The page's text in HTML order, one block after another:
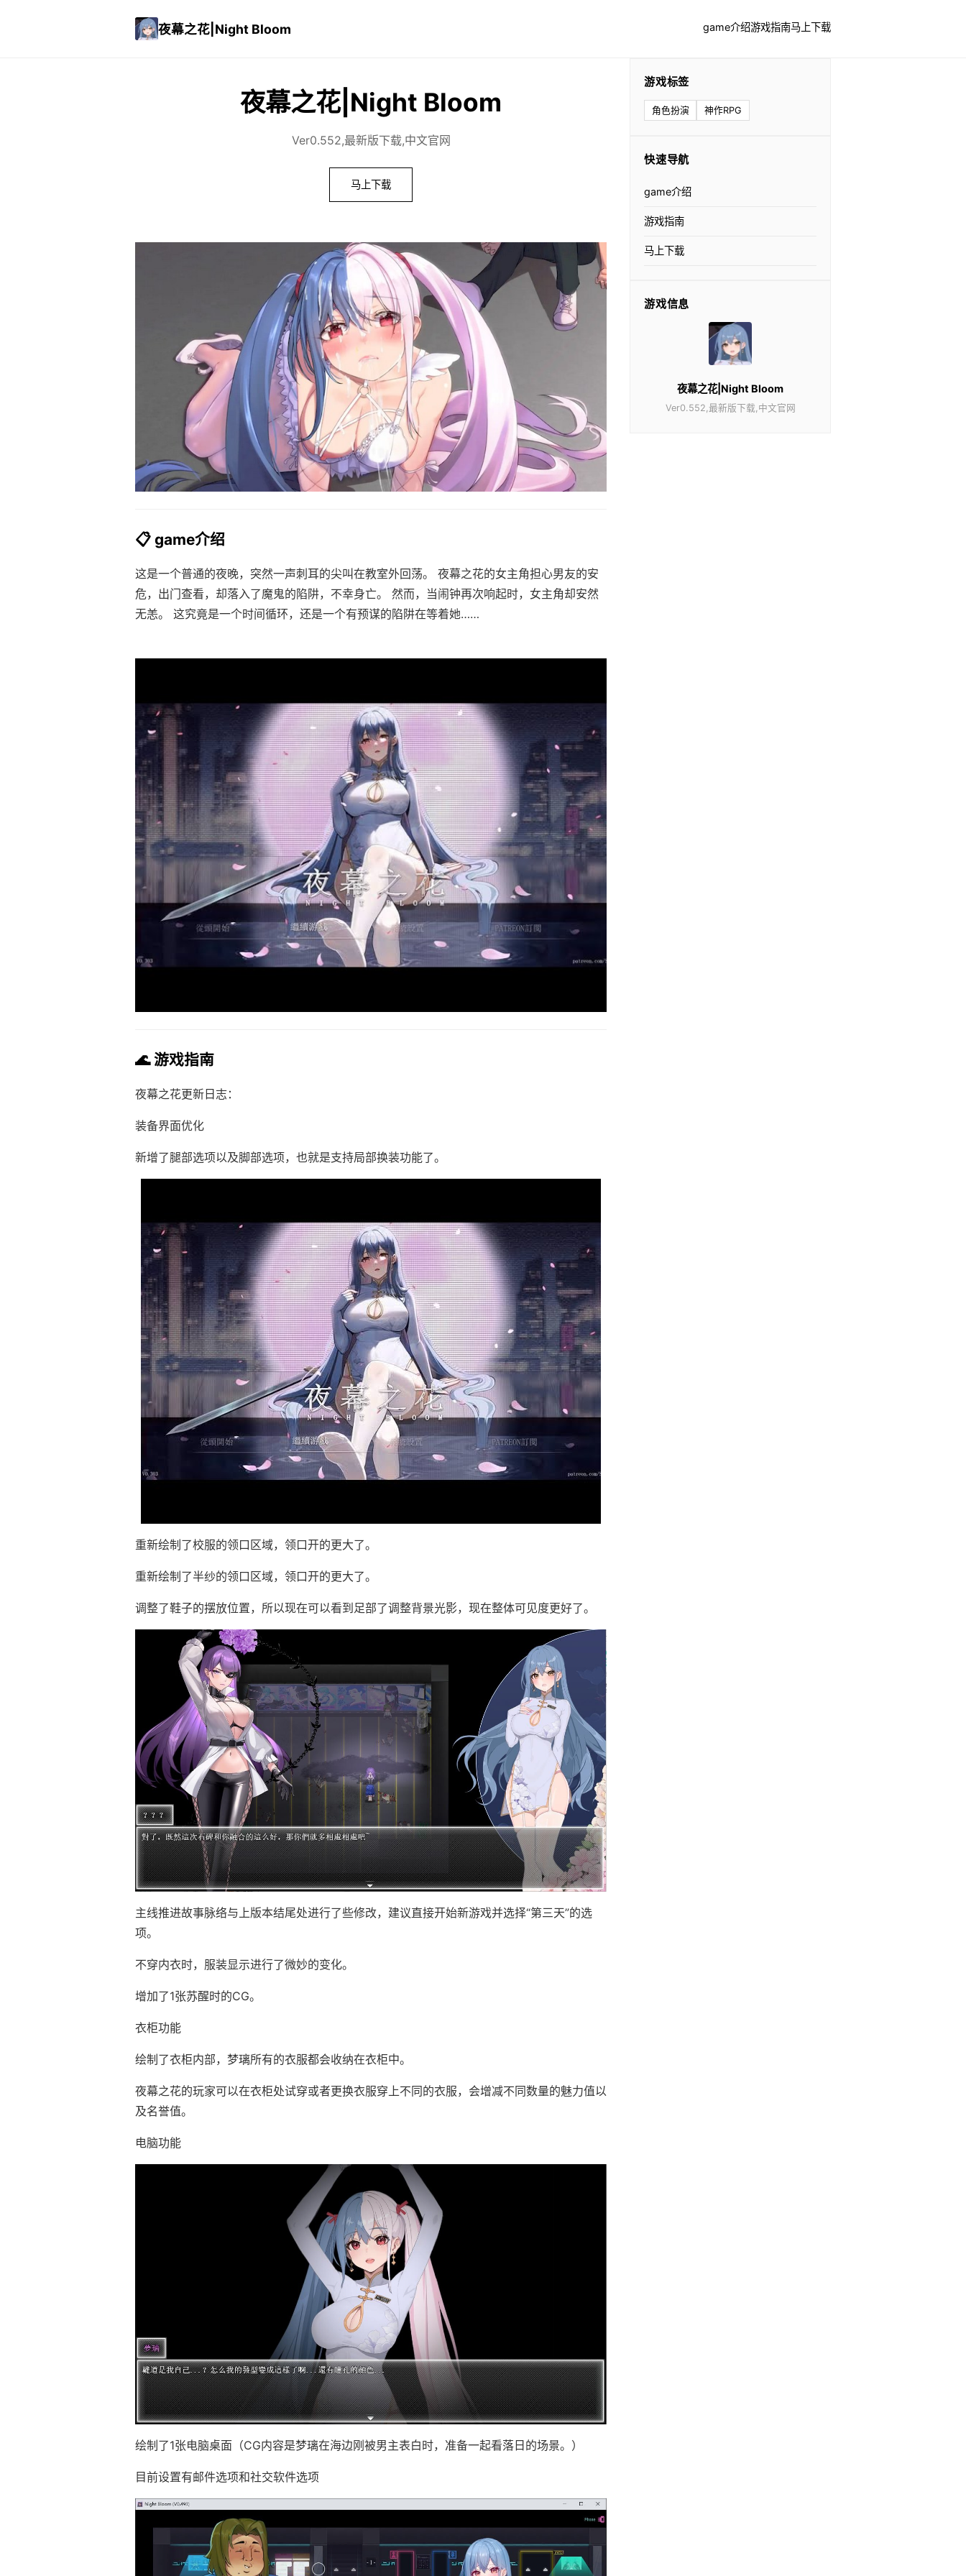
夜幕之花|Night Bloom game介绍游戏指南马上下载
夜幕之花|Night Bloom
Ver0.552,最新版下载,中文官网
马上下载
📋 game介绍
这是一个普通的夜晚，突然一声刺耳的尖叫在教室外回荡。 夜幕之花的女主角担心男友的安
危，出门查看，却落入了魔鬼的陷阱，不幸身亡。 然而，当闹钟再次响起时，女主角却安然
无恙。 这究竟是一个时间循环，还是一个有预谋的陷阱在等着她……
🌊 游戏指南
夜幕之花更新日志：
装备界面优化
新增了腿部选项以及脚部选项，也就是支持局部换装功能了。
重新绘制了校服的领口区域，领口开的更大了。
重新绘制了半纱的领口区域，领口开的更大了。
调整了鞋子的摆放位置，所以现在可以看到足部了调整背景光影，现在整体可见度更好了。
主线推进故事脉络与上版本结尾处进行了些修改，建议直接开始新游戏并选择“第三天”的选
项。
不穿内衣时，服装显示进行了微妙的变化。
增加了1张苏醒时的CG。
衣柜功能
绘制了衣柜内部，梦璃所有的衣服都会收纳在衣柜中。
夜幕之花的玩家可以在衣柜处试穿或者更换衣服穿上不同的衣服，会增减不同数量的魅力值以
及名誉值。
电脑功能
绘制了1张电脑桌面（CG内容是梦璃在海边刚被男主表白时，准备一起看落日的场景。）
目前设置有邮件选项和社交软件选项
游戏标签
角色扮演 神作RPG
快速导航
game介绍
游戏指南
马上下载
游戏信息
夜幕之花|Night Bloom
Ver0.552,最新版下载,中文官网